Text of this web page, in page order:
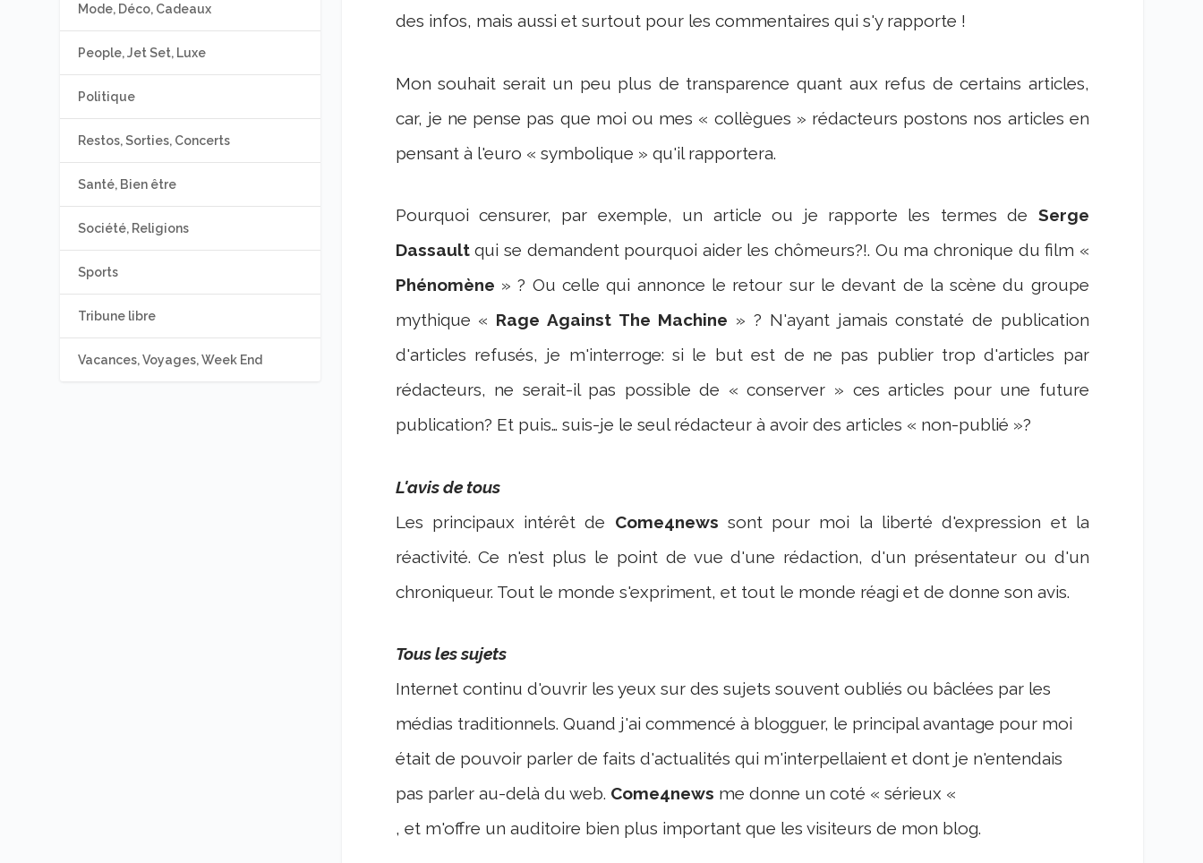
des infos, mais aussi et surtout pour les commentaires qui s'y rapporte !
Mon souhait serait un peu plus de transparence quant aux refus de certains articles,
car, je ne pense pas que moi ou mes « collègues » rédacteurs postons nos articles en
pensant à l'euro « symbolique » qu'il rapportera.
Pourquoi censurer, par exemple, un article ou je rapporte les termes de Serge
Dassaultqui se demandent pourquoi aider les chômeurs?!. Ou ma chronique du film «
Phénomène » ? Ou celle qui annonce le retour sur le devant de la scène du groupe
mythique « Rage Against The Machine » ? N'ayant jamais constaté de publication
d'articles refusés, je m'interroge: si le but est de ne pas publier trop d'articles par
rédacteurs, ne serait-il pas possible de « conserver » ces articles pour une future
publication? Et puis… suis-je le seul rédacteur à avoir des articles « non-publié »?
L'avis de tous
Les principaux intérêt de Come4news sont pour moi la liberté d'expression et la
réactivité. Ce n'est plus le point de vue d'une rédaction, d'un présentateur ou d'un
chroniqueur. Tout le monde s'expriment, et tout le monde réagi et de donne son avis.
Tous les sujets
Internet continu d'ouvrir les yeux sur des sujets souvent oubliés ou bâclées par les
médias traditionnels. Quand j'ai commencé à blogguer, le principal avantage pour moi
était de pouvoir parler de faits d'actualités qui m'interpellaient et dont je n'entendais
pas parler au-delà du web. Come4news me donne un coté « sérieux «
, et m'offre un auditoire bien plus important que les visiteurs de mon blog.
Mode, Déco, Cadeaux
People, Jet Set, Luxe
Politique
Restos, Sorties, Concerts
Santé, Bien être
Société, Religions
Sports
Tribune libre
Vacances, Voyages, Week End